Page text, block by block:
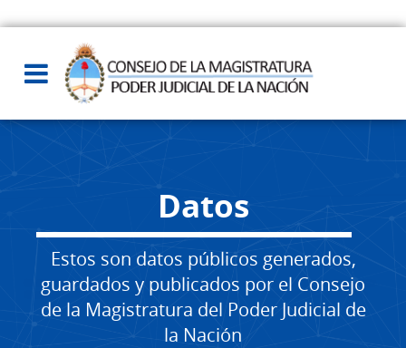
Datos
Estos son datos públicos generados,
guardados y publicados por el Consejo
de la Magistratura del Poder Judicial de
la Nación